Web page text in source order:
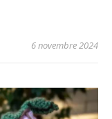
6 novembre 2024